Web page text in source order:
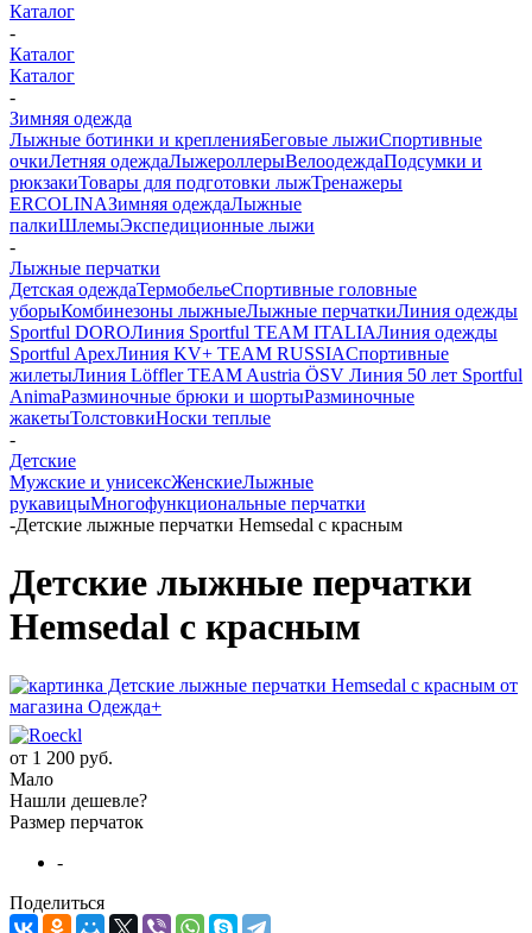
Каталог
-
Каталог
Каталог
-
Зимняя одежда
Лыжные ботинки и крепленияБеговые лыжиСпортивные
очкиЛетняя одеждаЛыжероллерыВелоодеждаПодсумки и
рюкзакиТовары для подготовки лыжТренажеры
ERCOLINAЗимняя одеждаЛыжные
палкиШлемыЭкспедиционные лыжи
-
Лыжные перчатки
Детская одеждаТермобельеСпортивные головные
уборыКомбинезоны лыжныеЛыжные перчаткиЛиния одежды
Sportful DOROЛиния Sportful TEAM ITALIAЛиния одежды
Sportful ApexЛиния KV+ TEAM RUSSIAСпортивные
жилетыЛиния Löffler TEAM Austria ÖSV Линия 50 лет Sportful
AnimaРазминочные брюки и шортыРазминочные
жакетыТолстовкиНоски теплые
-
Детские
Мужские и унисексЖенскиеЛыжные
рукавицыМногофункциональные перчатки
-Детские лыжные перчатки Hemsedal с красным
Детские лыжные перчатки
Hemsedal с красным
от 1 200 руб.
Мало
Нашли дешевле?
Размер перчаток
-
Поделиться